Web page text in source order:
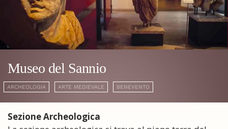
Museo del Sannio
ARCHEOLOGIA ARTE MEDIEVALE BENEVENTO
Sezione Archeologica